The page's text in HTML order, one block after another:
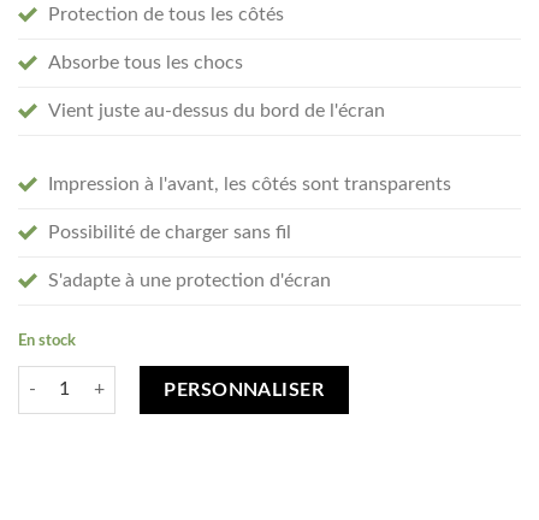
Protection de tous les côtés
Absorbe tous les chocs
Vient juste au-dessus du bord de l'écran
Impression à l'avant, les côtés sont transparents
Possibilité de charger sans fil
S'adapte à une protection d'écran
En stock
quantité de Créez votre iPhone 13 Pro Max coque personnalisée -
PERSONNALISER